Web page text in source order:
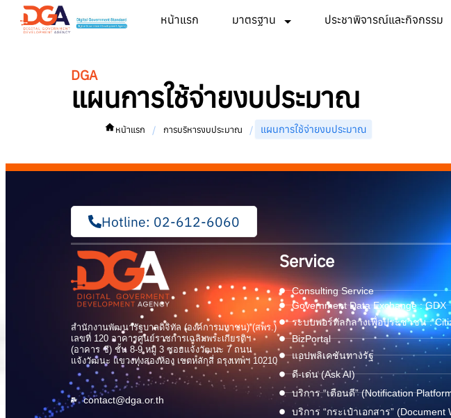
หน้าแรก มาตรฐาน ประชาพิจารณ์และกิจกรรม
DGA
แผนการใช้จ่ายงบประมาณ
หน้าแรก / การบริหารงบประมาณ / แผนการใช้จ่ายงบประมาณ
Hotline: 02-612-6060
สำนักงานพัฒนารัฐบาลดิจิทัล (องค์การมหาชน) (สพร.)
เลขที่ 120 อาคารศูนย์ราชการเฉลิมพระเกียรติฯ
(อาคาร ซี) ชั้น 8-9 หมู่ 3 ซอยแจ้งวัฒนะ 7 ถนน
แจ้งวัฒนะ แขวงทุ่งสองห้อง เขตหลักสี่ กรุงเทพฯ 10210
contact@dga.or.th
Service
Consulting Service
Government Data Exchange : GDX
ระบบพอร์ทัลกลางเพื่อประชาชน :
BizPortal
แอปพลิเคชันทางรัฐ
ดี-เด่น (Ask AI)
บริการ “เตือนดี” (Notification
บริการ “กระเป๋าเอกสาร” (Document